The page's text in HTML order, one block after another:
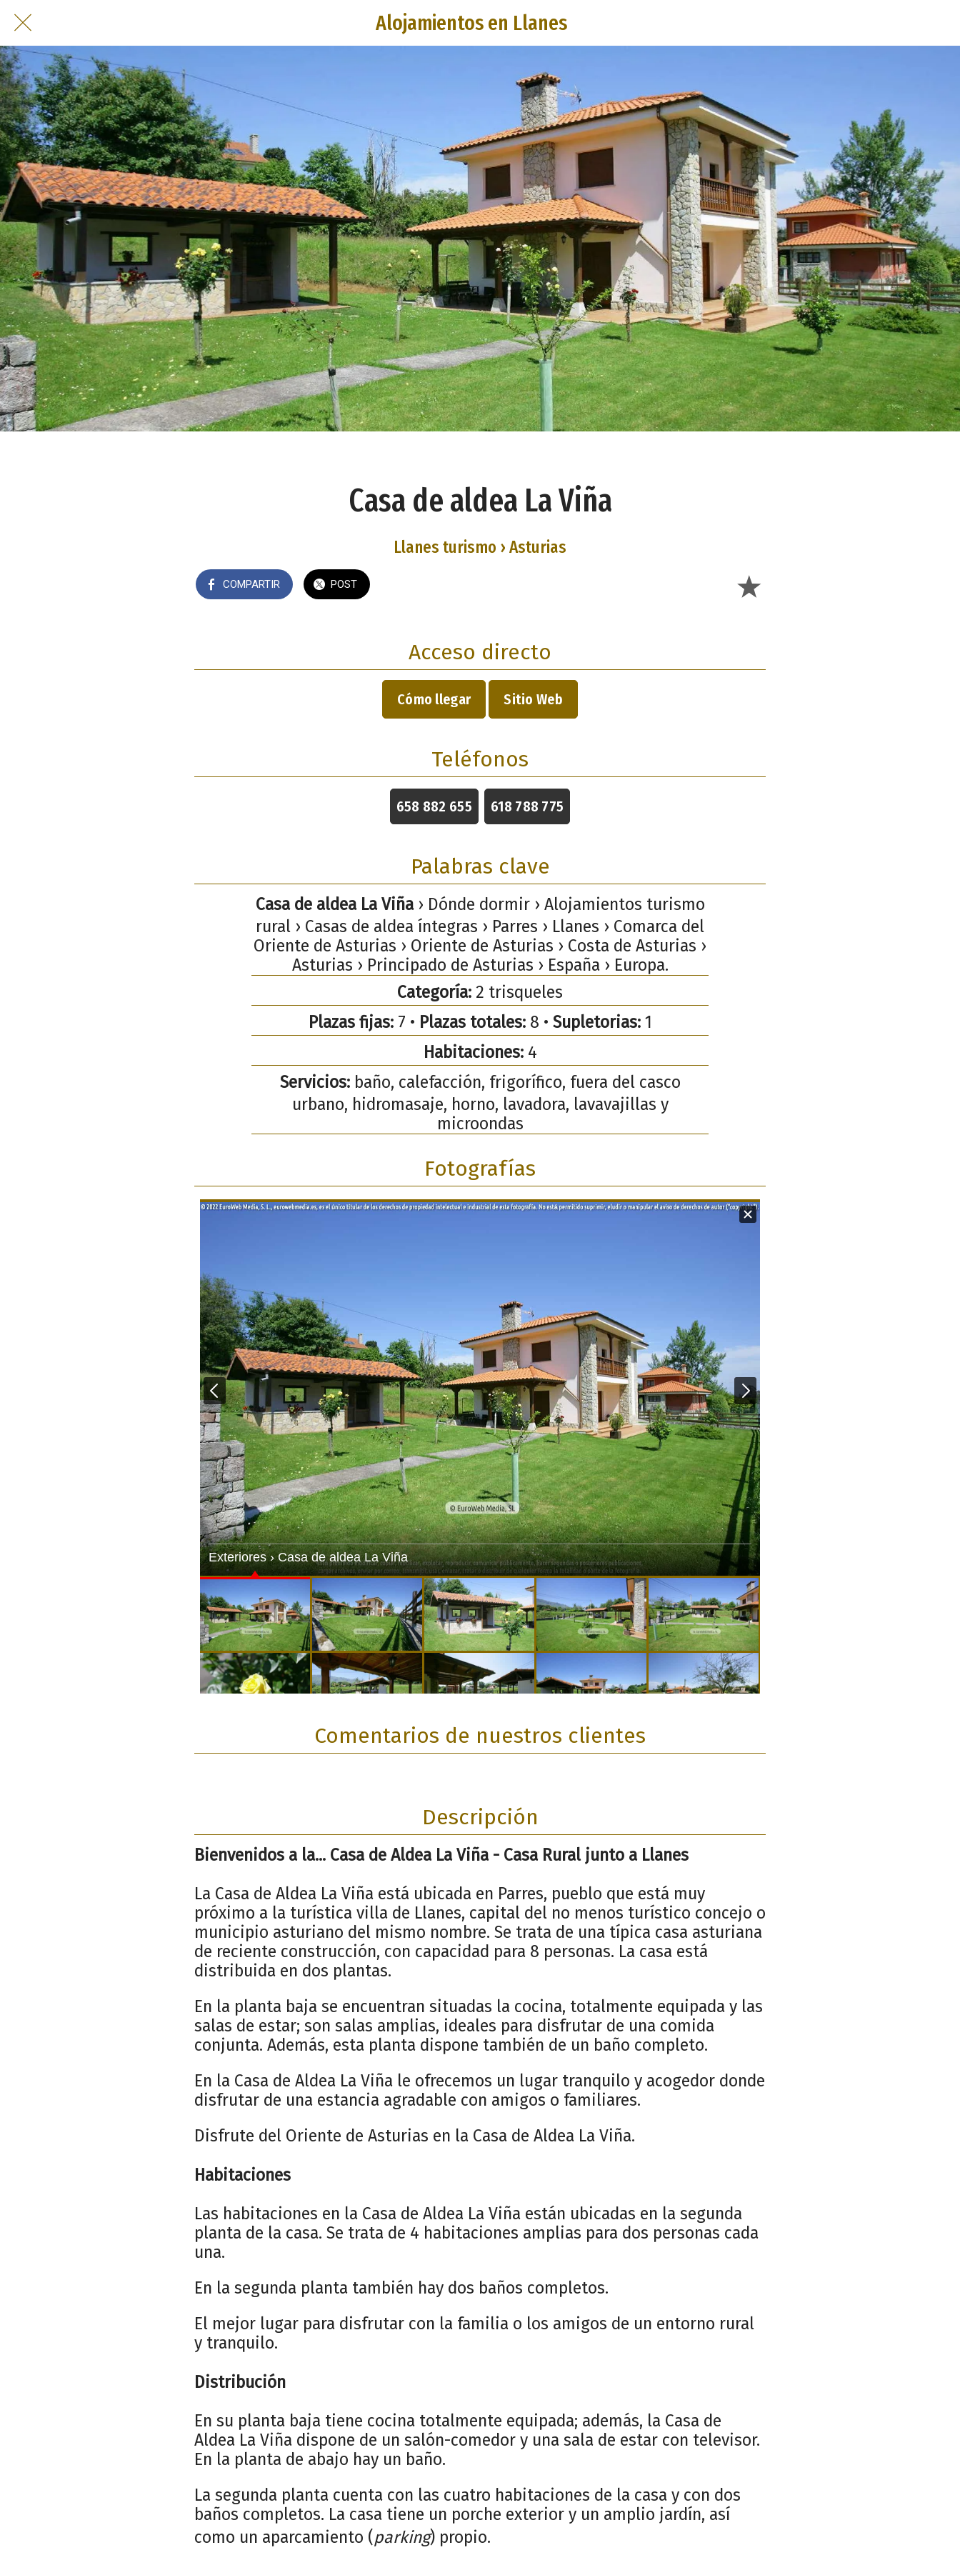
Alojamientos en Llanes
Casa de aldea La Viña
Llanes turismo › Asturias
COMPARTIR POST
Acceso directo
Cómo llegar Sitio Web
Teléfonos
658 882 655 618 788 775
Palabras clave
Casa de aldea La Viña› Dónde dormir › Alojamientos turismo
rural › Casas de aldea íntegras › Parres › Llanes › Comarca del
Oriente de Asturias › Oriente de Asturias › Costa de Asturias ›
Asturias › Principado de Asturias › España › Europa.
Categoría: 2 trisqueles
Plazas fijas:7 • Plazas totales:8 • Supletorias:1
Habitaciones:4
Servicios:baño, calefacción, frigorífico, fuera del casco
urbano, hidromasaje, horno, lavadora, lavavajillas y
microondas
Fotografías
Comentarios de nuestros clientes
Descripción
Bienvenidos a la... Casa de Aldea La Viña - Casa Rural junto a Llanes
La Casa de Aldea La Viña está ubicada en Parres, pueblo que está muy
próximo a la turística villa de Llanes, capital del no menos turístico concejo o
municipio asturiano del mismo nombre. Se trata de una típica casa asturiana
de reciente construcción, con capacidad para 8 personas. La casa está
distribuida en dos plantas.
En la planta baja se encuentran situadas la cocina, totalmente equipada y las
salas de estar; son salas amplias, ideales para disfrutar de una comida
conjunta. Además, esta planta dispone también de un baño completo.
En la Casa de Aldea La Viña le ofrecemos un lugar tranquilo y acogedor donde
disfrutar de una estancia agradable con amigos o familiares.
Disfrute del Oriente de Asturias en la Casa de Aldea La Viña.
Habitaciones
Las habitaciones en la Casa de Aldea La Viña están ubicadas en la segunda
planta de la casa. Se trata de 4 habitaciones amplias para dos personas cada
una.
En la segunda planta también hay dos baños completos.
El mejor lugar para disfrutar con la familia o los amigos de un entorno rural
y tranquilo.
Distribución
En su planta baja tiene cocina totalmente equipada; además, la Casa de
Aldea La Viña dispone de un salón-comedor y una sala de estar con televisor.
En la planta de abajo hay un baño.
La segunda planta cuenta con las cuatro habitaciones de la casa y con dos
baños completos. La casa tiene un porche exterior y un amplio jardín, así
como un aparcamiento (parking) propio.